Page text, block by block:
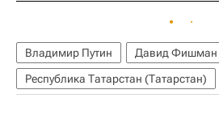
Владимир Путин
Давид Фишман
Республика Татарстан (Татарстан)